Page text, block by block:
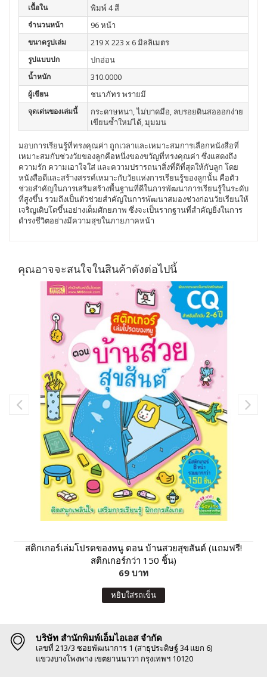
เนื้อใน พิมพ์ 4 สี
จำนวนหน้า 96 หน้า
ขนาดรูปเล่ม 219 X 223 x 6 มิลลิเมตร
รูปแบบปก ปกอ่อน
น้ำหนัก 310.0000
ผู้เขียน ชนาภัทร พรายมี
จุดเด่นของเล่มนี้
กระดาษหนา, ไม่บาดมือ, ลบรอยดินสอออกง่าย
เขียนซ้ำใหม่ได้, มุมมน
มอบการเรียนรู้ที่ทรงคุณค่า ถูกเวลาและเหมาะสมการเลือกหนังสือที่
เหมาะสมกับช่วงวัยของลูกคือหนึ่งของขวัญที่ทรงคุณค่า ซึ่งแสดงถึง
ความรัก ความเอาใจใส่ และความปรารถนาสิ่งที่ดีที่สุดให้กับลูก โดย
หนังสือดีและสร้างสรรค์เหมาะกับวัยแห่งการเรียนรู้ของลูกนั้น คือตัว
ช่วยสำคัญในการเสริมสร้างพื้นฐานที่ดีในการพัฒนาการเรียนรู้ในระดับ
ที่สูงขึ้น รวมถึงเป็นตัวช่วยสำคัญในการพัฒนาสมองช่วงก่อนวัยเรียนให้
เจริญเติบโตขึ้นอย่างเต็มศักยภาพ ซึ่งจะเป็นรากฐานที่สำคัญยิ่งในการ
ดำรงชีวิตอย่างมีความสุขในภายภาคหน้า
คุณอาจจะสนใจในสินค้าดังต่อไปนี้
สติกเกอร์เล่มโปรดของหนู ตอน บ้านสวยสุขสันต์ (แถมฟรี!
สติกเกอร์กว่า 150 ชิ้น)
69 บาท
หยิบใส่รถเข็น
บริษัท สำนักพิมพ์เอ็มไอเอส จำกัด
เลขที่ 213/3 ซอยพัฒนาการ 1 (สาธุประดิษฐ์ 34 แยก 6)
แขวงบางโพงพาง เขตยานนาวา กรุงเทพฯ 10120